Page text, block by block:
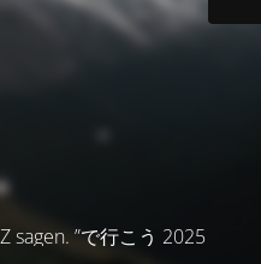
sagen. ”で行こう 2025